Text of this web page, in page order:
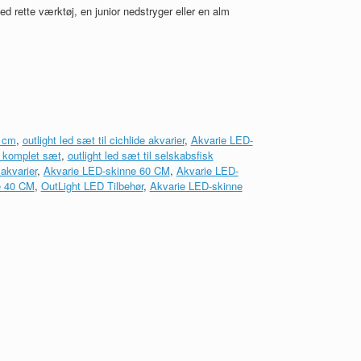
rette værktøj, en junior nedstryger eller en alm
, outlight led sæt til cichlide akvarier, Akvarie LED-
komplet sæt, outlight led sæt til selskabsfisk
, Akvarie LED-skinne 60 CM, Akvarie LED-
CM, OutLight LED Tilbehør, Akvarie LED-skinne